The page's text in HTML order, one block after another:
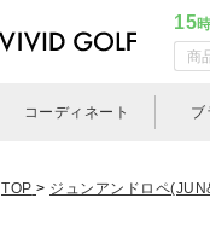
15
コーディネート ブ
TOP > ジュンアンドロペ